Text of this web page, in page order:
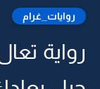
روايات_غرام
رواية